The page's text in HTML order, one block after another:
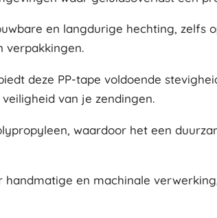
en langdurige hechting, zelfs
verpakkingen.
deze PP-tape voldoende
van je zendingen.
waardoor het een
en machinale